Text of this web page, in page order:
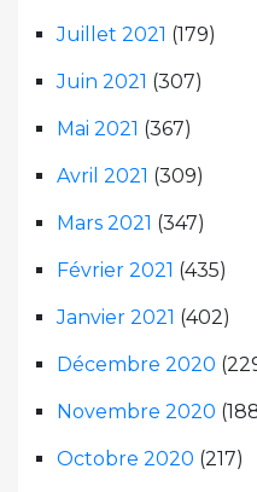
Juillet 2021 (179)
Juin 2021 (307)
Mai 2021 (367)
Avril 2021 (309)
Mars 2021 (347)
Février 2021 (435)
Janvier 2021 (402)
Décembre 2020
Novembre 2020
Octobre 2020 (217)